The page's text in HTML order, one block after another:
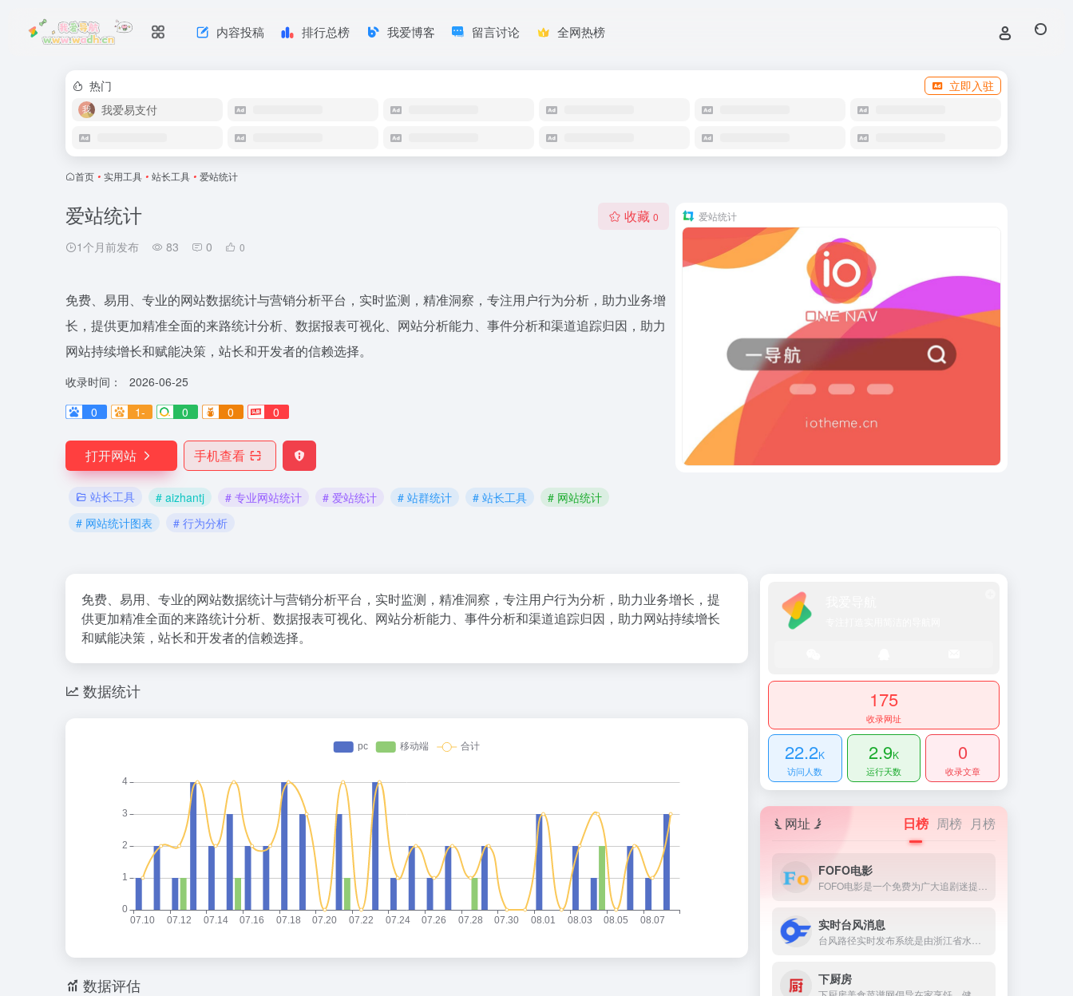
内容投稿 排行总榜 我爱博客 留言讨论 全网热榜
热门
立即入驻
我爱易支付
首页 • 实用工具 • 站长工具 • 爱站统计
爱站统计
1个月前发布 83 0 0
收藏 0
免费、易用、专业的网站数据统计与营销分析平台，实时监测，精准洞察，专注用户行为分析，助力业务增
长，提供更加精准全面的来路统计分析、数据报表可视化、网站分析能力、事件分析和渠道追踪归因，助力
网站持续增长和赋能决策，站长和开发者的信赖选择。
收录时间：
2026-06-25
0
1- 0 0 0
打开网站 手机查看
站长工具 # aizhantj # 专业网站统计 # 爱站统计 # 站群统计 # 站长工具
# 网站统计
# 网站统计图表
# 行为分析
爱站统计
免费、易用、专业的网站数据统计与营销分析平台，实时监测，精准洞察，专注用户行为分析，助力业务增长，提
供更加精准全面的来路统计分析、数据报表可视化、网站分析能力、事件分析和渠道追踪归因，助力网站持续增长
和赋能决策，站长和开发者的信赖选择。
数据统计
数据评估
175
收录网址
22.2K
访问人数
2.9K
运行天数
0
收录文章
网址 日榜 周榜 月榜
FOFO电影
实时台风消息
下厨房